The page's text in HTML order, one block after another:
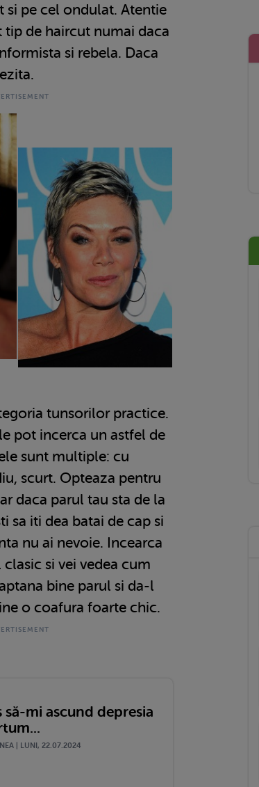
si pe cel ondulat. Atentie
tip de haircut numai daca
si rebela. Daca
tunsorilor practice.
pot incerca un astfel de
sunt multiple: cu
scurt. Opteaza pentru
daca parul tau sta de la
sa iti dea batai de cap si
nu ai nevoie. Incearca
si vei vedea cum
bine parul si da-l
o coafura foarte chic.
să-mi ascund depresia
| LUNI, 22.07.2024